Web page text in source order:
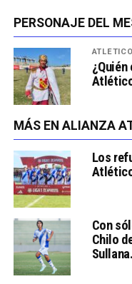
PERSONAJE DEL
¿Quién
MÁS EN ALIANZA
Los
Con
Chilo
Sullana.